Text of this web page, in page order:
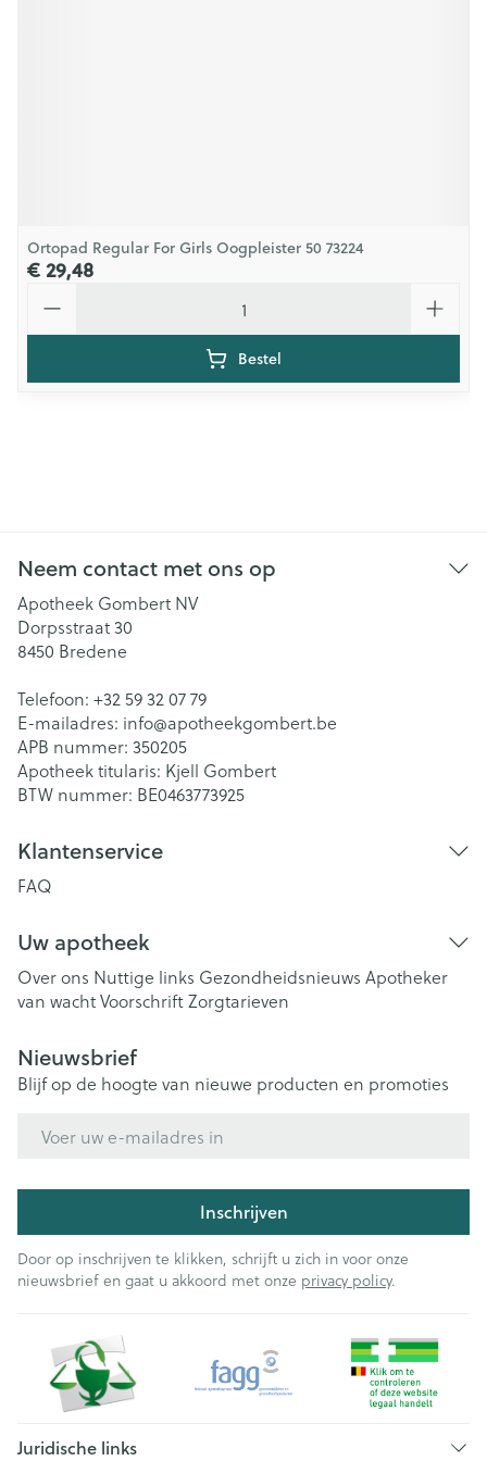
Ortopad Regular For Girls Oogpleister 50 73224
€ 29,48
Bestel
Neem contact met ons op
Apotheek Gombert NV
Dorpsstraat 30
8450 Bredene
Telefoon: +32 59 32 07 79
E-mailadres: info@apotheekgombert.be
APB nummer: 350205
Apotheek titularis: Kjell Gombert
BTW nummer: BE0463773925
Klantenservice
FAQ
Uw apotheek
Over ons Nuttige links Gezondheidsnieuws Apotheker
van wachtVoorschriftZorgtarieven
Nieuwsbrief
Blijf op de hoogte van nieuwe producten en promoties
Inschrijven
Door op inschrijven te klikken, schrijft u zich in voor onze
nieuwsbrief en gaat u akkoord met onze privacy policy.
Juridische links